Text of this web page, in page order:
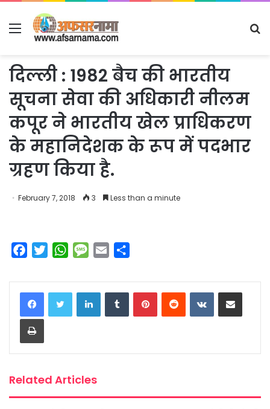
Menu
दिल्ली : 1982 बैच की भारतीय
सूचना सेवा की अधिकारी नीलम
कपूर ने भारतीय खेल प्राधिकरण
के महानिदेशक के रूप में पदभार
ग्रहण किया है.
February 7, 2018 3 Less than a minute
c
e
b
o
o
i
t
t
W
a
t
s
M
s
s
a
a
i
a
r
e
LinkedInTumblrPinterestReddit VKontakteShare via Email
Print
Related Articles